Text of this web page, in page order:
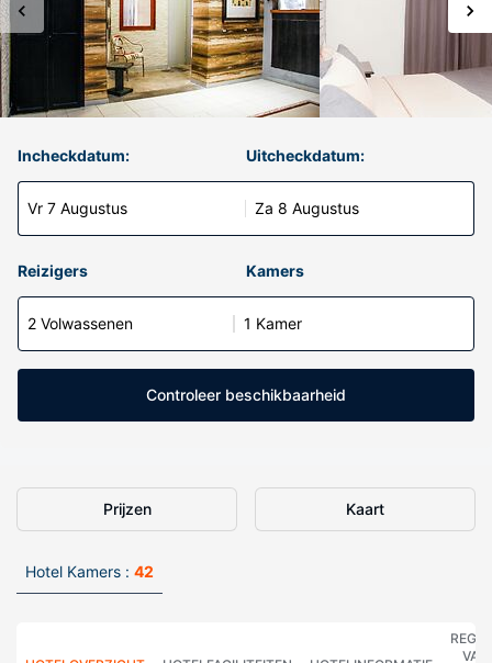
Incheckdatum:
Vr 7 Augustus
Uitcheckdatum:
Za 8 Augustus
Reizigers Kamers
2 Volwassenen 1 Kamer
Controleer beschikbaarheid
Prijzen Kaart
Hotel Kamers : 42
VAN